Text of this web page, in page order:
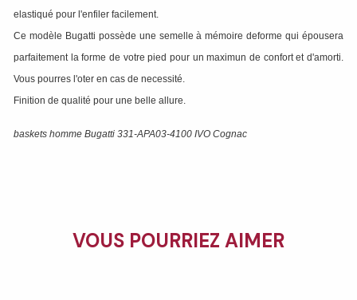
elastiqué pour l'enfiler facilement.
Ce modèle Bugatti possède une semelle à mémoire deforme qui épousera
parfaitement la forme de votre pied pour un maximun de confort et d'amorti.
Vous pourres l'oter en cas de necessité.
Finition de qualité pour une belle allure.
baskets homme Bugatti 331-APA03-4100 IVO Cognac
VOUS POURRIEZ AIMER